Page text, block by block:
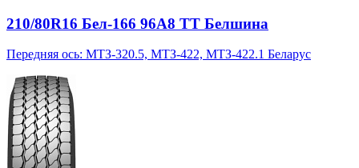
210/80R16 Бел-166 96A8 TT Белшина
Передняя ось: МТЗ-320.5, МТЗ-422, МТЗ-422.1 Беларус